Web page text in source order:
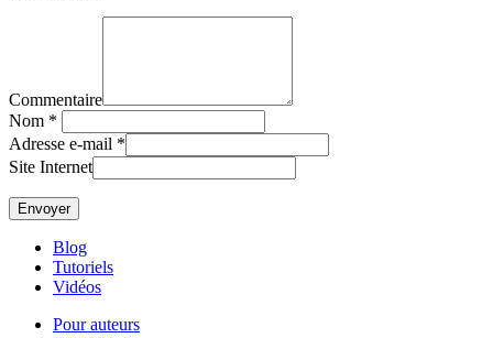
Commentaire
Nom *
Adresse e-mail *
Site Internet
Blog
Tutoriels
Vidéos
Pour auteurs